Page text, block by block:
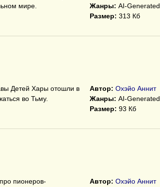
мире.
Жанры: AI-Generated
Размер: 313 Кб
Детей Хары отошли в
во Тьму.
Автор: Охэйо Аннит
Жанры: AI-Generated
Размер: 93 Кб
пионеров-
Автор: Охэйо Аннит